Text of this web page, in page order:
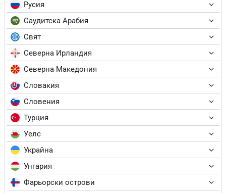
Русия
Саудитска Арабия
Свят
Северна Ирландия
Северна Македония
Словакия
Словения
Турция
Уелс
Украйна
Унгария
Фарьорски острови